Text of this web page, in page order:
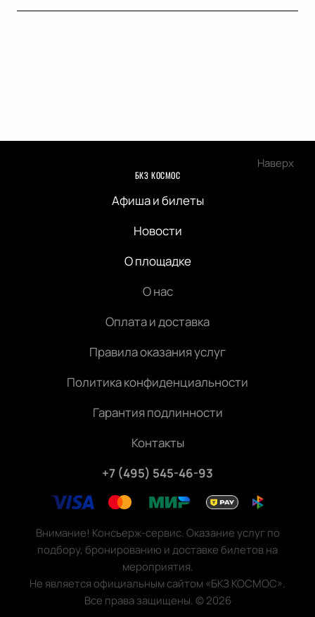
Наверх
БКЗ КОСМОС
Афиша и билеты
Новости
О площадке
О нас
Оплата и доставка
Правила оказания услуг
Политика конфиденциальности
Гарантия подлинности
Контакты
+7 (495) 545-46-93
Внимание! Консьерж-сервис. Оказание услуг по
подбору, бронированию и доставке билетов на
мероприятия.
Не является официальным сайтом «БКЗ КОСМОС».
Все права защищены.©2026